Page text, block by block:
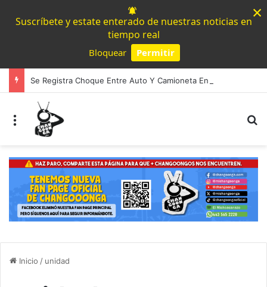
Suscríbete y estate enterado de nuestras noticias en
tiempo real
Bloquear Permitir
×
Menú
Inicio / unidad